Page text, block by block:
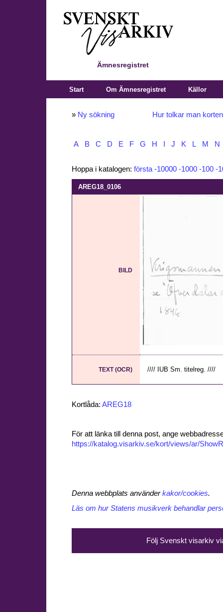
Ämnesregistret
Start Om Ämnesregistret Källor
» Ny sökning Hur tolkar man
A B C D E F G H J K L M N
Hoppa i katalogen: första -10000 -1000 -100 -
AREG18_0106
BILD
TEXT (OCR) //// IUB Sm. titelreg. ////
Kortlåda: AREG18
För att länka till denna post, ange
https://katalog.visarkiv.se/kort/views/ar/
Denna webbplats använderkakor/cookies.
Läs om hur Statens musikverk behandlar
Följ Svenskt visarkiv